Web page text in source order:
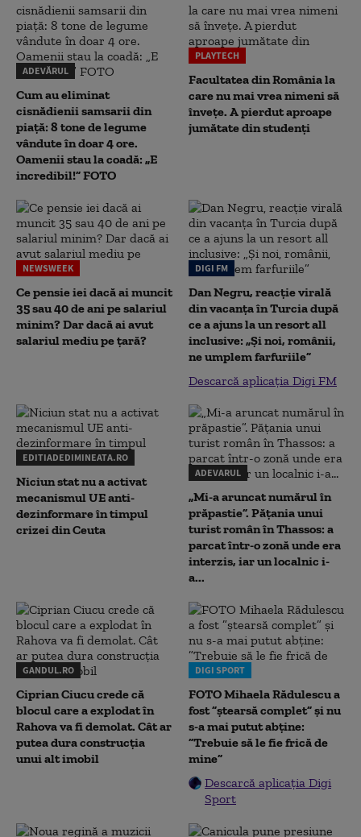
ADEVĂRUL
Cum au eliminat
cisnădienii samsarii din
piață: 8 tone de legume
vândute în doar 4 ore.
Oamenii stau la coadă: „E
incredibil!” FOTO
PLAYTECH
Facultatea din România la
care nu mai vrea nimeni să
înveţe. A pierdut aproape
jumătate din studenţi
NEWSWEEK
Ce pensie iei dacă ai muncit
35 sau 40 de ani pe salariul
minim? Dar dacă ai avut
salariul mediu pe țară?
DIGI FM
Dan Negru, reacție virală
din vacanța în Turcia după
ce a ajuns la un resort all
inclusive: „Și noi, românii,
ne umplem farfuriile”
Descarcă aplicația Digi FM
EDITIADEDIMINEATA.RO
Niciun stat nu a activat
mecanismul UE anti-
dezinformare în timpul
crizei din Ceuta
ADEVARUL
„Mi-a aruncat numărul în
prăpastie”. Pățania unui
turist român în Thassos: a
parcat într-o zonă unde era
interzis, iar un localnic i-
a...
GANDUL.RO
Ciprian Ciucu crede că
blocul care a explodat în
Rahova va fi demolat. Cât ar
putea dura construcția
unui alt imobil
DIGI SPORT
FOTO Mihaela Rădulescu a
fost ”ștearsă complet” și nu
s-a mai putut abține:
”Trebuie să le fie frică de
mine”
Descarcă aplicația Digi
Sport